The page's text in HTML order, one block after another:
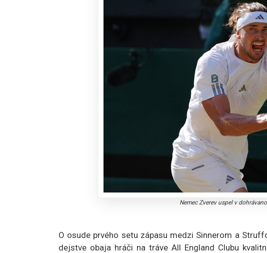
Nemec Zverev uspel v
O osude prvého setu zápasu medzi Sinnerom a
dejstve obaja hráči na tráve All England Clubu